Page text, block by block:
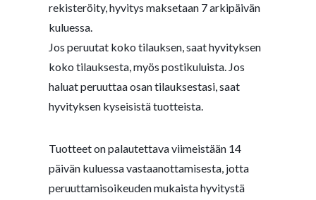
rekisteröity, hyvitys maksetaan 7 arkipäivän
kuluessa.
Jos peruutat koko tilauksen, saat hyvityksen
koko tilauksesta, myös postikuluista. Jos
haluat peruuttaa osan tilauksestasi, saat
hyvityksen kyseisistä tuotteista.
Tuotteet on palautettava viimeistään 14
päivän kuluessa vastaanottamisesta, jotta
peruuttamisoikeuden mukaista hyvitystä